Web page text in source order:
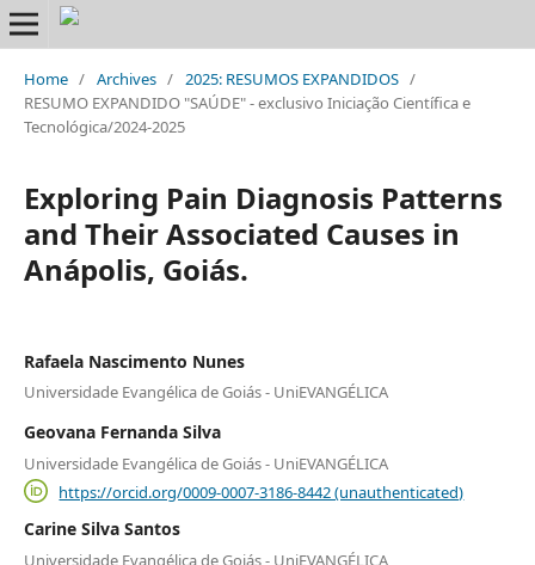
Home / Archives / 2025: RESUMOS EXPANDIDOS /
RESUMO EXPANDIDO "SAÚDE" - exclusivo Iniciação Científica e
Tecnológica/2024-2025
Exploring Pain Diagnosis Patterns
and Their Associated Causes in
Anápolis, Goiás.
Rafaela Nascimento Nunes
Universidade Evangélica de Goiás - UniEVANGÉLICA
Geovana Fernanda Silva
Universidade Evangélica de Goiás - UniEVANGÉLICA
https://orcid.org/0009-0007-3186-8442 (unauthenticated)
Carine Silva Santos
Universidade Evangélica de Goiás - UniEVANGÉLICA